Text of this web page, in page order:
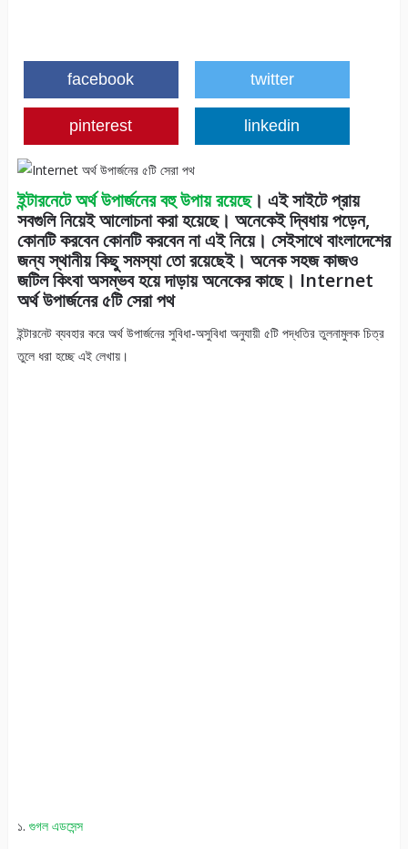
facebook twitter
pinterest linkedin
ইন্টারনেটে অর্থ উপার্জনের বহু উপায় রয়েছে। এই সাইটে প্রায়
সবগুলি নিয়েই আলোচনা করা হয়েছে। অনেকেই দ্বিধায় পড়েন,
কোনটি করবেন কোনটি করবেন না এই নিয়ে। সেইসাথে বাংলাদেশের
জন্য স্থানীয় কিছু সমস্যা তো রয়েছেই। অনেক সহজ কাজও
জটিল কিংবা অসম্ভব হয়ে দাড়ায় অনেকের কাছে। Internet
অর্থ উপার্জনের ৫টি সেরা পথ
ইন্টারনেট ব্যবহার করে অর্থ উপার্জনের সুবিধা-অসুবিধা অনুযায়ী ৫টি পদ্ধতির তুলনামুলক চিত্র
তুলে ধরা হচ্ছে এই লেখায়।
১. গুগল এডসেন্স